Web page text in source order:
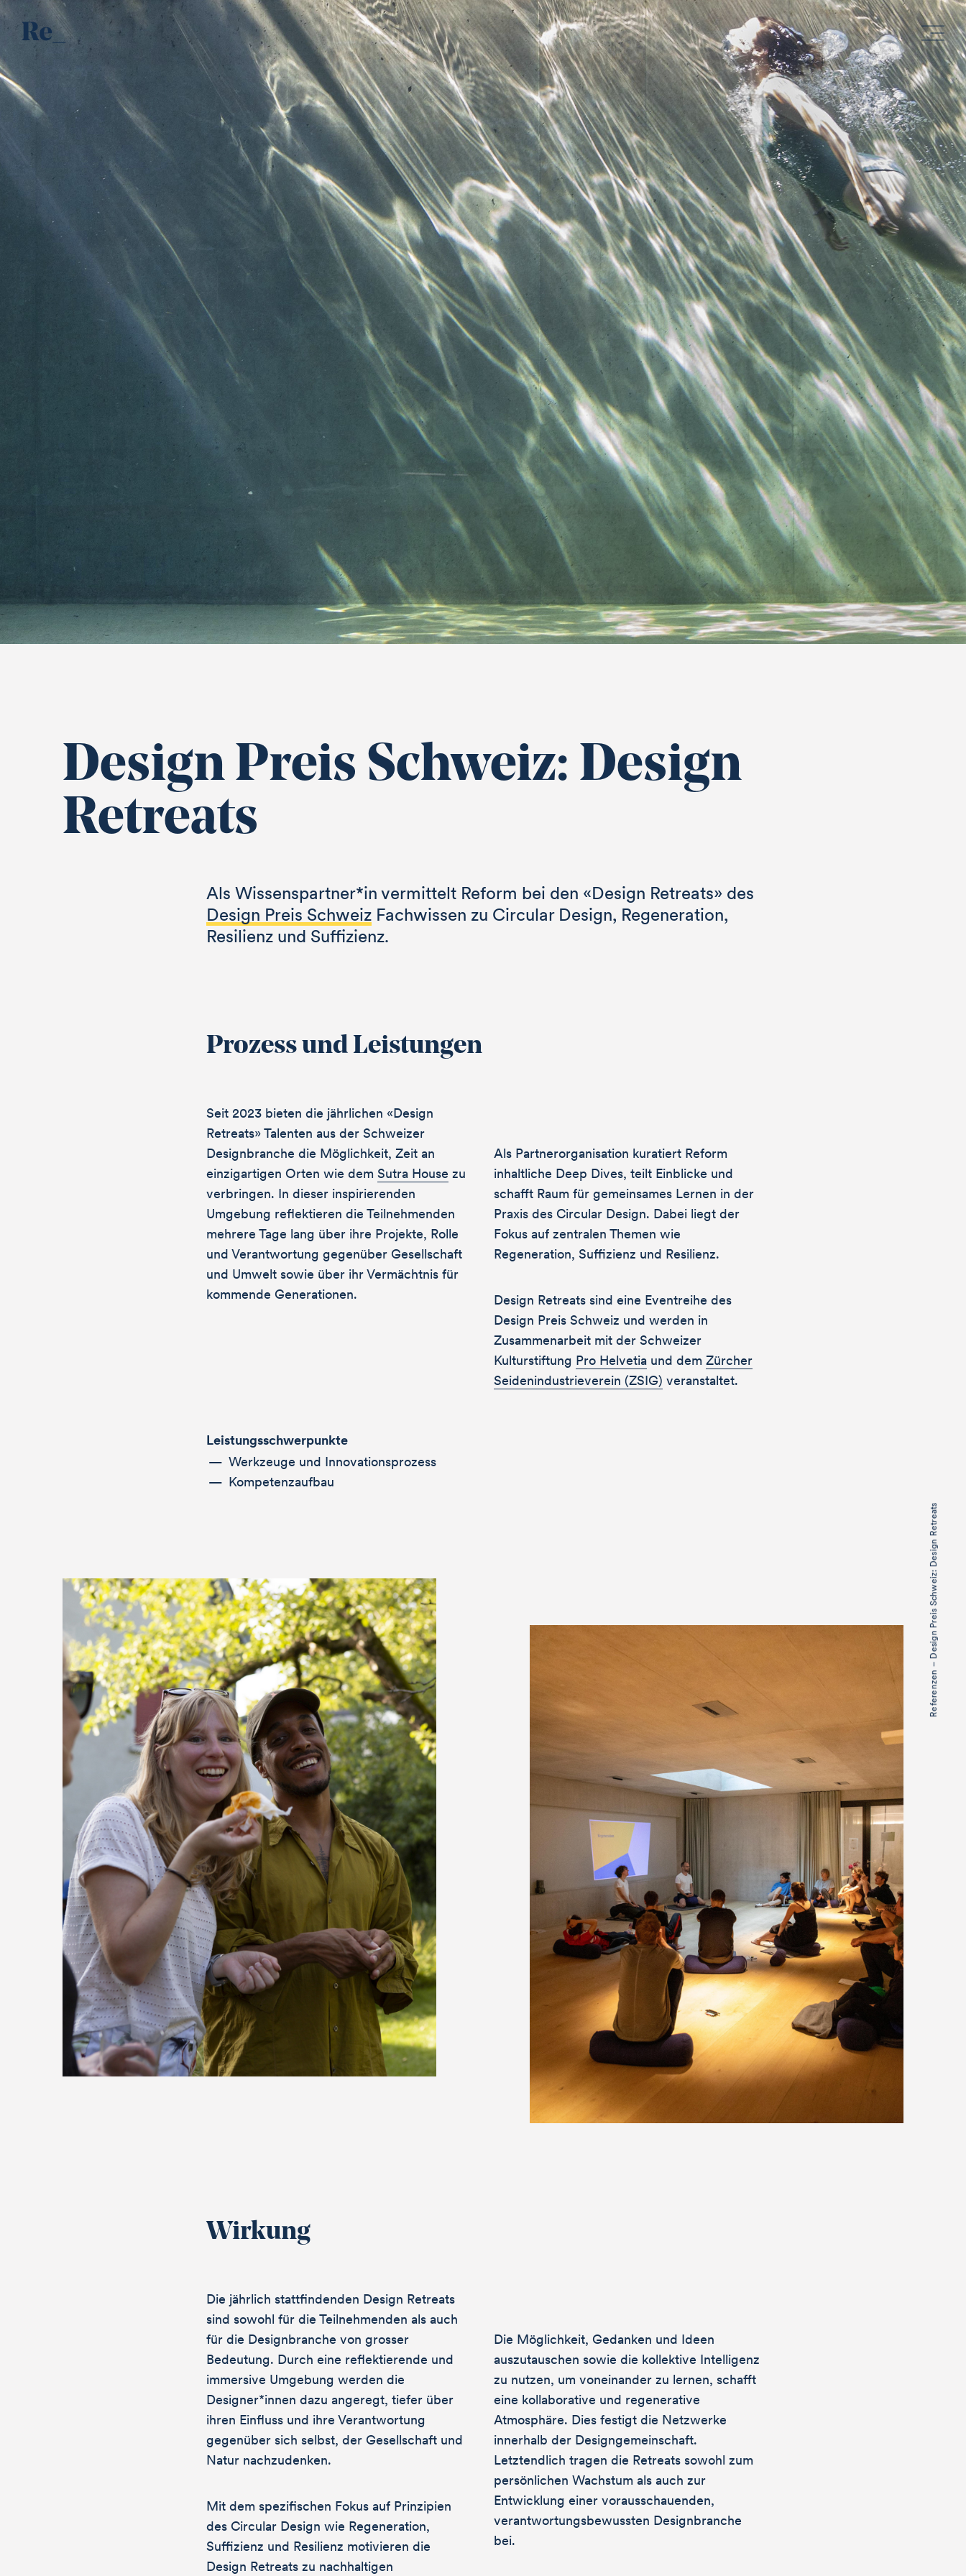
Referenzen – Design Preis Schweiz: Design Retreats
Design Preis Schweiz: Design
Retreats
Als Wissenspartner*in vermittelt Reform bei den «Design Retreats» des
Design Preis Schweiz Fachwissen zu Circular Design, Regeneration,
Resilienz und Suffizienz.
Prozess und Leistungen
Seit 2023 bieten die jährlichen «Design
Retreats» Talenten aus der Schweizer
Designbranche die Möglichkeit, Zeit an
einzigartigen Orten wie dem Sutra House zu
verbringen. In dieser inspirierenden
Umgebung reflektieren die Teilnehmenden
mehrere Tage lang über ihre Projekte, Rolle
und Verantwortung gegenüber Gesellschaft
und Umwelt sowie über ihr Vermächtnis für
kommende Generationen.
Als Partnerorganisation kuratiert Reform
inhaltliche Deep Dives, teilt Einblicke und
schafft Raum für gemeinsames Lernen in der
Praxis des Circular Design. Dabei liegt der
Fokus auf zentralen Themen wie
Regeneration, Suffizienz und Resilienz.
Design Retreats sind eine Eventreihe des
Design Preis Schweiz und werden in
Zusammenarbeit mit der Schweizer
Kulturstiftung Pro Helvetia und dem Zürcher
Seidenindustrieverein (ZSIG) veranstaltet.
Leistungsschwerpunkte
Werkzeuge und Innovationsprozess
Kompetenzaufbau
Wirkung
Die jährlich stattfindenden Design Retreats
sind sowohl für die Teilnehmenden als auch
für die Designbranche von grosser
Bedeutung. Durch eine reflektierende und
immersive Umgebung werden die
Designer*innen dazu angeregt, tiefer über
ihren Einfluss und ihre Verantwortung
gegenüber sich selbst, der Gesellschaft und
Natur nachzudenken.
Mit dem spezifischen Fokus auf Prinzipien
des Circular Design wie Regeneration,
Suffizienz und Resilienz motivieren die
Design Retreats zu nachhaltigen
Die Möglichkeit, Gedanken und Ideen
auszutauschen sowie die kollektive Intelligenz
zu nutzen, um voneinander zu lernen, schafft
eine kollaborative und regenerative
Atmosphäre. Dies festigt die Netzwerke
innerhalb der Design­gemeinschaft.
Letztendlich tragen die Retreats sowohl zum
persönlichen Wachstum als auch zur
Entwicklung einer vorausschauenden,
verantwortungs­bewussten Designbranche
bei.
Want to see
more?
Komm vorbei. Gerne zeigen wir dir bei einem Kaffee weitere Arbeiten
und besprechen, was wir für dich tun können. Wir freuen uns, von dir zu
lesen.
bei Reform reinschauen